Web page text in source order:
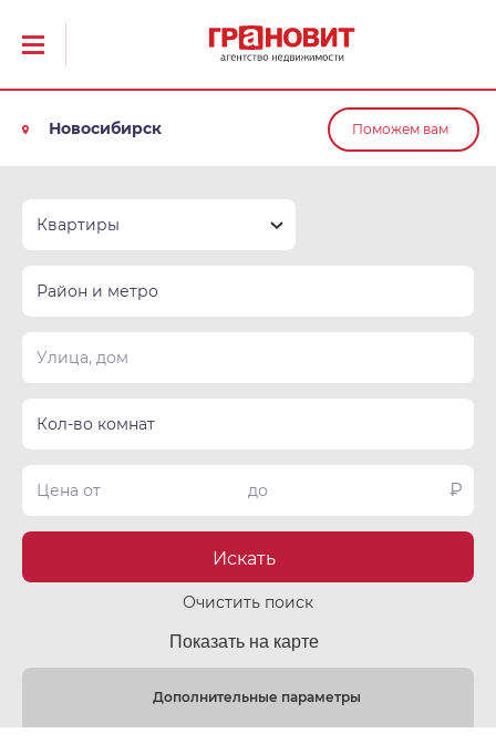
Новосибирск Поможем вам
Квартиры
Район и метро
Кол-во комнат
₽
Искать
Очистить поиск
Показать на карте
Дополнительные параметры